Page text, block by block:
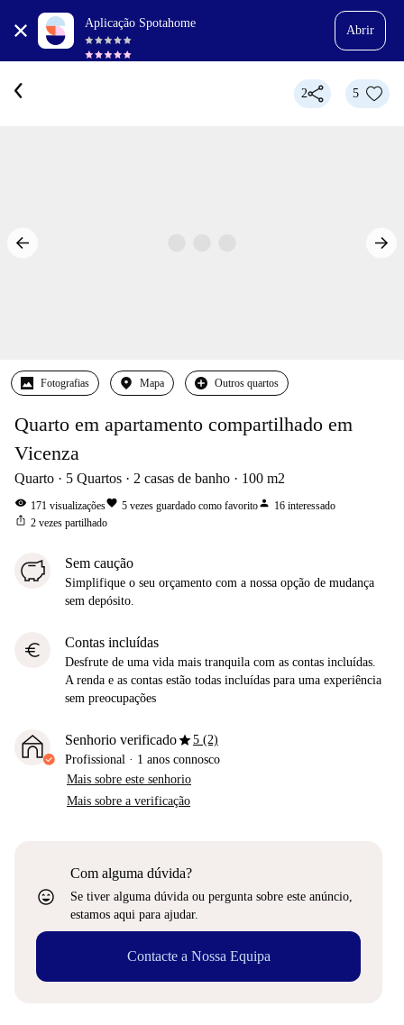
Aplicação Spotahome
Abrir
2 5
Fotografias Mapa Outros quartos
Quarto em apartamento compartilhado em
Vicenza
Quarto 5 Quartos 2 casas de banho 100 m2
visibility 171 visualizaçõesfavorite 5 vezes guardado como favoritoperson 16 interessado
ios_share 2 vezes partilhado
Sem caução
Simplifique o seu orçamento com a nossa opção de mudança
sem depósito.
euro Contas incluídas
Desfrute de uma vida mais tranquila com as contas incluídas.
A renda e as contas estão todas incluídas para uma experiência
sem preocupações
Senhorio verificadostar5 (2)
Profissional · 1 anos connosco
Mais sobre este senhorio
Mais sobre a verificação
sentiment_very_satisfied
Com alguma dúvida?
Se tiver alguma dúvida ou pergunta sobre este anúncio,
estamos aqui para ajudar.
Contacte a Nossa Equipa